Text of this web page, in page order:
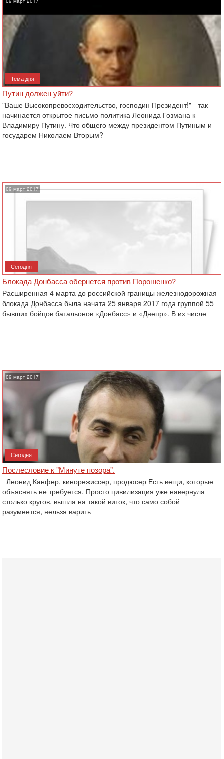
Тема дня
Путин должен уйти?
"Ваше Высокопревосходительство, господин Президент!" - так
начинается открытое письмо политика Леонида Гозмана к
Владимиру Путину. Что общего между президентом Путиным и
государем Николаем Вторым? -
09 март 2017
Сегодня
Блокада Донбасса обернется против Порошенко?
Расширенная 4 марта до российской границы железнодорожная
блокада Донбасса была начата 25 января 2017 года группой 55
бывших бойцов батальонов «Донбасс» и «Днепр». В их числе
09 март 2017
Сегодня
Послесловие к "Минуте позора".
Леонид Канфер, кинорежиссер, продюсер Есть вещи, которые
объяснять не требуется. Просто цивилизация уже навернула
столько кругов, вышла на такой виток, что само собой
разумеется, нельзя варить